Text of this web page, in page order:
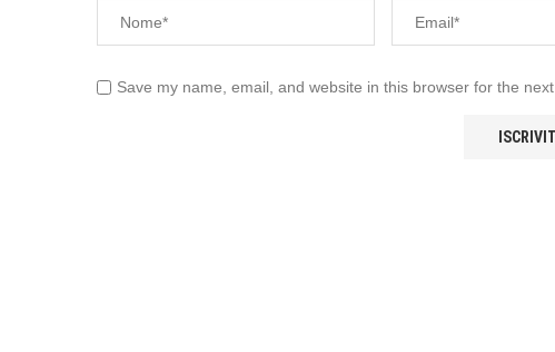
Save my name, email, and website in this browser for the